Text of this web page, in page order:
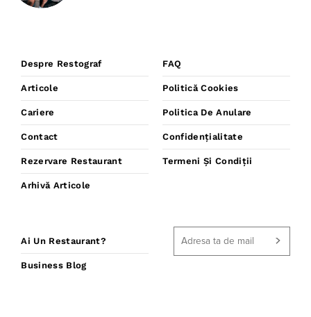
Despre Restograf
Articole
Cariere
Contact
Rezervare Restaurant
Arhivă Articole
FAQ
Politică Cookies
Politica De Anulare
Confidențialitate
Termeni Și Condiții
Ai Un Restaurant?
Business Blog